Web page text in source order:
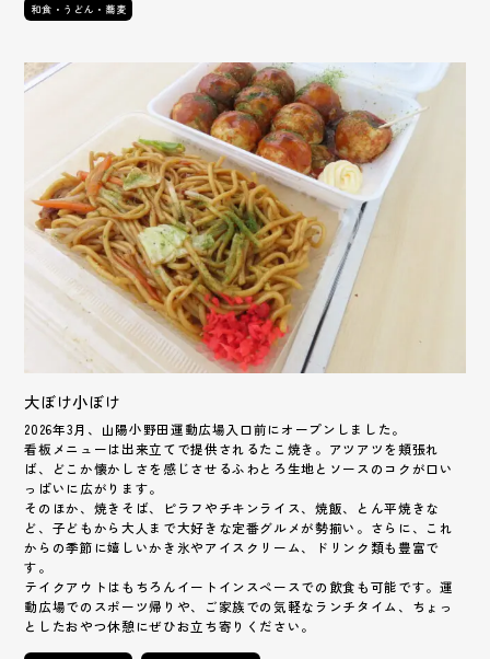
和食・うどん・蕎麦
大ぼけ小ぼけ
2026年3月、山陽小野田運動広場入口前にオープンしました。
看板メニューは出来立てで提供されるたこ焼き。アツアツを頬張れ
ば、どこか懐かしさを感じさせるふわとろ生地とソースのコクが口い
っぱいに広がります。
そのほか、焼きそば、ピラフやチキンライス、焼飯、とん平焼きな
ど、子どもから大人まで大好きな定番グルメが勢揃い。さらに、これ
からの季節に嬉しいかき氷やアイスクリーム、ドリンク類も豊富で
す。
テイクアウトはもちろんイートインスペースでの飲食も可能です。運
動広場でのスポーツ帰りや、ご家族での気軽なランチタイム、ちょっ
としたおやつ休憩にぜひお立ち寄りください。